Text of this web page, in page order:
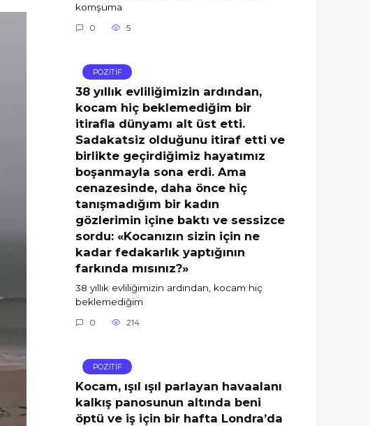
komşuma
0 5
POZİTİF
38 yıllık evliliğimizin ardından,
kocam hiç beklemediğim bir
itirafla dünyamı alt üst etti.
Sadakatsiz olduğunu itiraf etti ve
birlikte geçirdiğimiz hayatımız
boşanmayla sona erdi. Ama
cenazesinde, daha önce hiç
tanışmadığım bir kadın
gözlerimin içine baktı ve sessizce
sordu: «Kocanızın sizin için ne
kadar fedakarlık yaptığının
farkında mısınız?»
38 yıllık evliliğimizin ardından, kocam hiç
beklemediğim
0 214
POZİTİF
Kocam, ışıl ışıl parlayan havaalanı
kalkış panosunun altında beni
öptü ve iş için bir hafta Londra’da